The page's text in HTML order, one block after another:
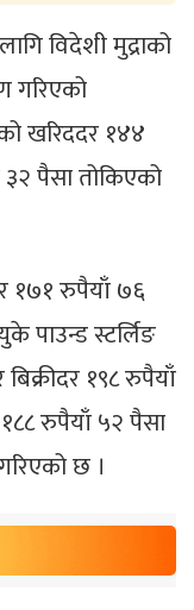
विदेशी मुद्राको
गरिएको
खरिददर १४४
पैसा तोकिएको
१७१ रुपैयाँ ७६
पाउन्ड स्टर्लिङ
१९८ रुपैयाँ
रुपैयाँ ५२ पैसा
छ ।